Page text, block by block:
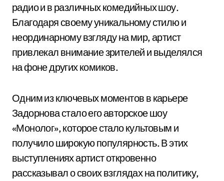
радио и в различных комедийных шоу.
Благодаря своему уникальному стилю и
неординарному взгляду на мир, артист
привлекал внимание зрителей и выделялся
на фоне других комиков.
Одним из ключевых моментов в карьере
Задорнова стало его авторское шоу
«Монолог», которое стало культовым и
получило широкую популярность. В этих
выступлениях артист откровенно
рассказывал о своих взглядах на политику,